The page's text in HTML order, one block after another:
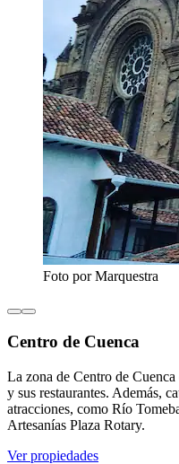
Foto por Marquestra
Centro de Cuenca
La zona de Centro de Cuenca
y sus restaurantes. Además,
atracciones, como Río
Artesanías Plaza Rotary.
Ver propiedades